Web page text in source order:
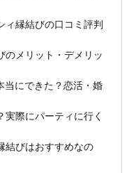
縁結びの口コミ評判
メリット・デメリッ
にできた？恋活・婚
際にパーティに行く
結びはおすすめなの